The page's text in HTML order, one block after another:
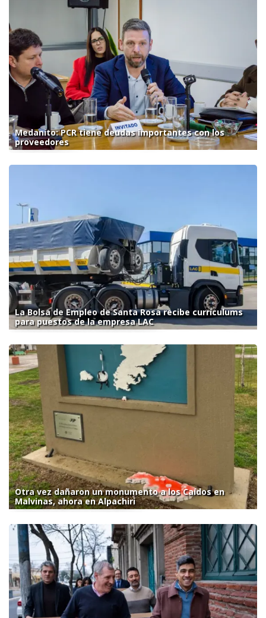
Medanito: PCR tiene deudas importantes con los
proveedores
La Bolsa de Empleo de Santa Rosa recibe currículums
para puestos de la empresa LAC
Otra vez dañaron un monumento a los Caídos en
Malvinas, ahora en Alpachiri